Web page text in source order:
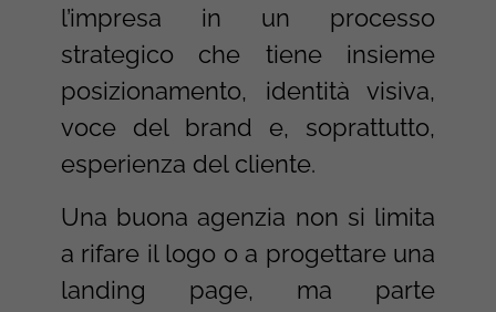
l’impresa in un processo
strategico che tiene insieme
posizionamento, identità visiva,
voce del brand e, soprattutto,
esperienza del cliente.
Una buona agenzia non si limita
a rifare il logo o a progettare una
landing page, ma parte